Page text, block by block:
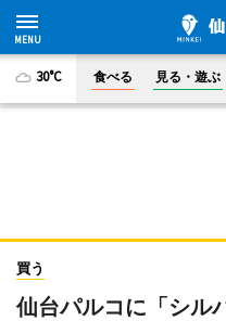
30°C 食べる 見る・遊ぶ
買う
仙台パルコに「シル